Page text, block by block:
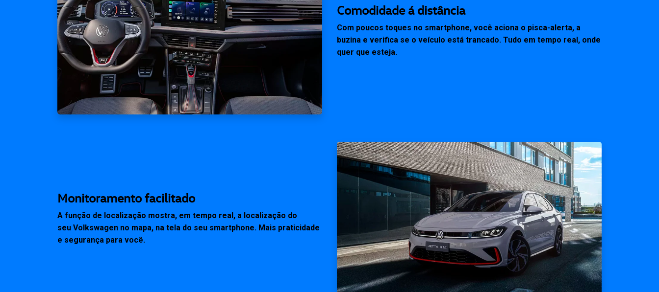
Comodidade á distância
Com poucos toques no smartphone, você aciona o pisca-alerta, a
buzina e verifica se o veículo está trancado. Tudo em tempo real, onde
quer que esteja.
Monitoramento facilitado
A função de localização mostra, em tempo real, a localização do
seu Volkswagen no mapa, na tela do seu smartphone. Mais praticidade
e segurança para você.